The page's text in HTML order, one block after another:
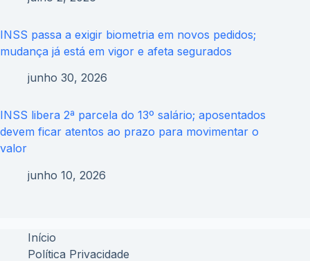
INSS passa a exigir biometria em novos pedidos;
mudança já está em vigor e afeta segurados
junho 30, 2026
INSS libera 2ª parcela do 13º salário; aposentados
devem ficar atentos ao prazo para movimentar o
valor
junho 10, 2026
Início
Política Privacidade